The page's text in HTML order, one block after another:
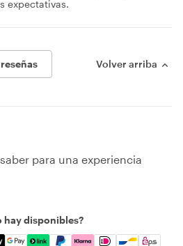
expectativas.
Volver arriba
para una experiencia
hay disponibles?
Discover, Apple Pay, Google